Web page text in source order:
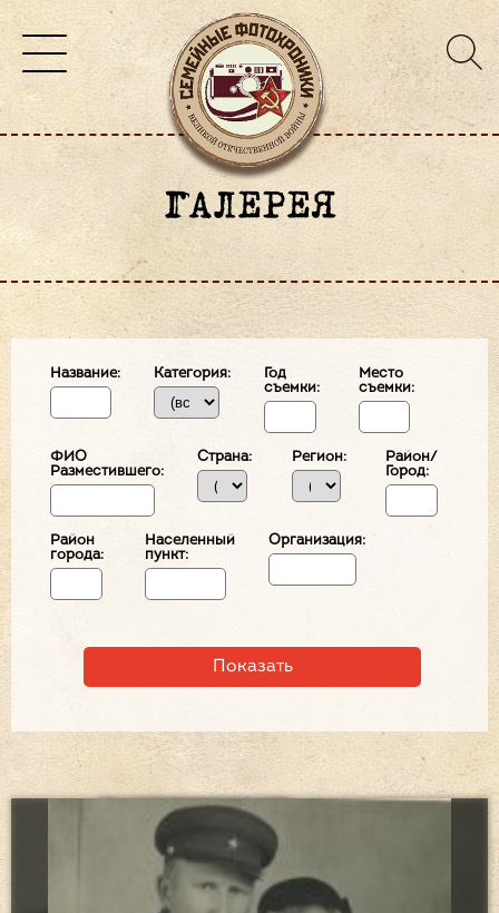
ГАЛЕРЕЯ
Название: Категория:
Год
съемки:
Место
съемки:
ФИО
Разместившего:
Страна: Регион:
Район/
Город:
Район
города:
Населенный
пункт:
Организация: